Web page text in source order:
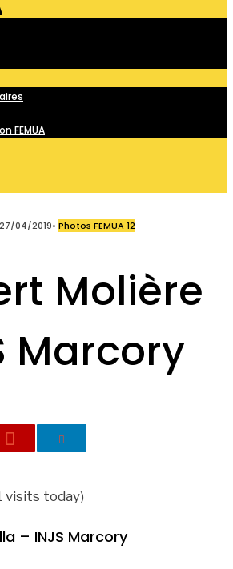
FEMUA
27/04/2019• Photos FEMUA 12
Molière
Marcory
visits today)
– INJS Marcory